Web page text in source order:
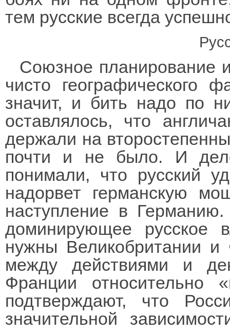
тем русские всегда
Союзное планирование
чисто географического
значит, и бить надо по
оставлялось, что
держали на
почти и не было. И
понимали, что русский
надорвет германскую
наступление в
доминирующее русское
нужны Великобритании
между действиями и
Франции относительно
подтверждают, что
значительной